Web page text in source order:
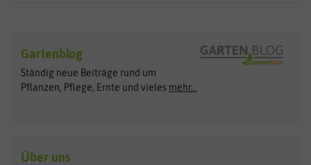
Exotische Samen
Gemüsesamen
Gründünger
Kräutersamen
Arche Noah
ASB Greenworld
Benary
Clever Pots
COMPO
Gartenblog
Ständig neue Beiträge rund um
Pflanzen, Pflege, Ernte und vieles mehr...
Über uns